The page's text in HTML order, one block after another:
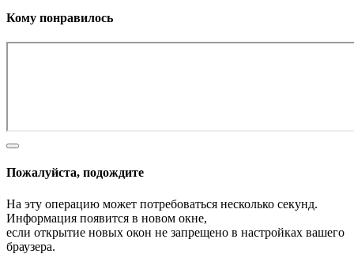
Кому понравилось
Пожалуйста, подождите
На эту операцию может потребоваться несколько секунд.
Информация появится в новом окне,
если открытие новых окон не запрещено в настройках вашего
браузера.